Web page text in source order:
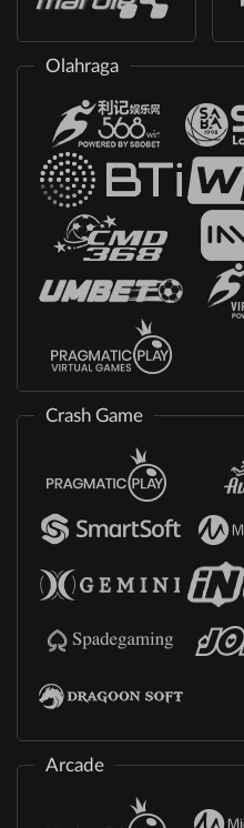
Olahraga
Crash Game
Arcade